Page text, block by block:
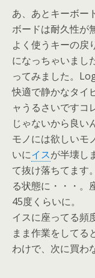
あ、あとキーボー
ボードは耐久性が
よく使うキーの戻
になっちゃいまし
ってみました。
快適で静かなタイ
ャうるさいですコ
じゃないから良い
モノには欲しいモ
いにイスが半壊し
て抜け落ちてます
る状態に・・・。
45度くらいに。
イスに座ってる頻
まま作業をしてる
わけで、次に買わ